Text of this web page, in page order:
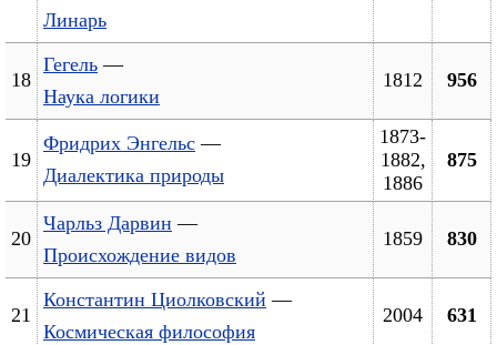
Линарь
18
Гегель —
Наука логики
1812 956
19
Фридрих Энгельс —
Диалектика природы
1873-
1882,
1886
875
20
Чарльз Дарвин —
Происхождение видов
1859 830
21
Константин Циолковский —
Космическая философия
2004 631